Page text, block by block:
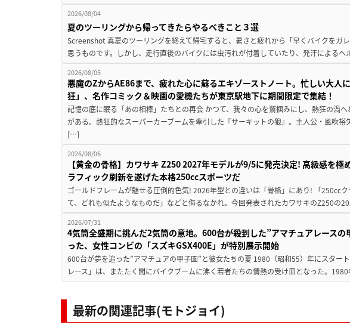
2026/08/04
夏のツーリングから帰ってきたらやるべきこと３選
Screenshot 真夏のツーリングを終えて帰宅すると、暑さと疲れから「早くバイクをガ
思うものです。しかし、走行直後のバイクには虫汚れが付着していたり、発汗による
2026/08/05
悪魔のZからAE86まで、疲れた心に蘇るエキゾーストノート。忙しい大人
狂」、名作コミック＆映画の愛機たちが東京駅地下に期間限定で集結！
記憶の底に眠る「あの相棒」たちとの再会 かつて、我々の心を鷲掴みにし、熱狂の渦
がある。熱狂的なスーパーカーブームを牽引した『サーキットの狼』。主人公・風吹裕
[…]
2026/08/06
【黄金の骨格】カワサキ Z250 2027年モデルが9/5に発売決定! 高級感を極
ラフィック刷新を遂げた本格250ccスポーツだ
ゴールドフレームが魅せる圧倒的色気! 2026年型との違いは「骨格」にあり! 「250cc
て、どれも似たようなものだ」などと侮るなかれ。今回発表されたカワサキのZ250の
2026/07/31
4気筒全盛期に挑んだ2気筒の意地。600台が殺到した”アマチュアレースの
った、女性コンビの「スズキGSX400E」が特別展示開始
600台が夢を追った”アマチュアの甲子園”と彼女たちの夏 1980（昭和55）年にスター
レース」は、またたく間にバイクブームに沸く若者たちの情熱の受け皿となった。
最新の関連記事(モトジョイ)